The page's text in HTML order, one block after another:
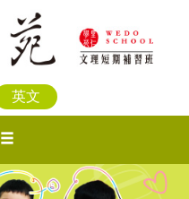
英文